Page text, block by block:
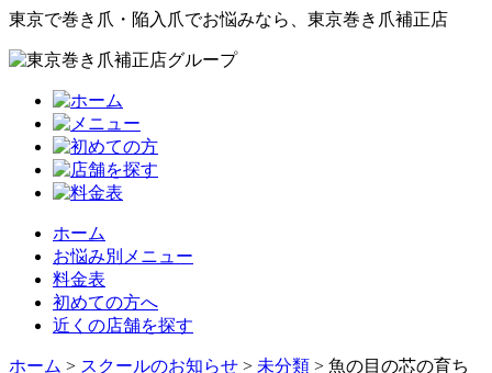
東京で巻き爪・陥入爪でお悩みなら、東京巻き爪補正店
ホーム
お悩み別メニュー
料金表
初めての方へ
近くの店舗を探す
ホーム > スクールのお知らせ > 未分類 > 魚の目の芯の育ち